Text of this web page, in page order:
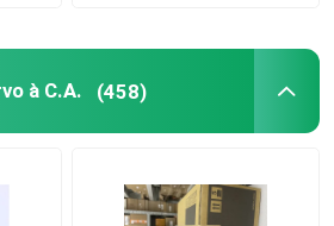
à C.A. (458)